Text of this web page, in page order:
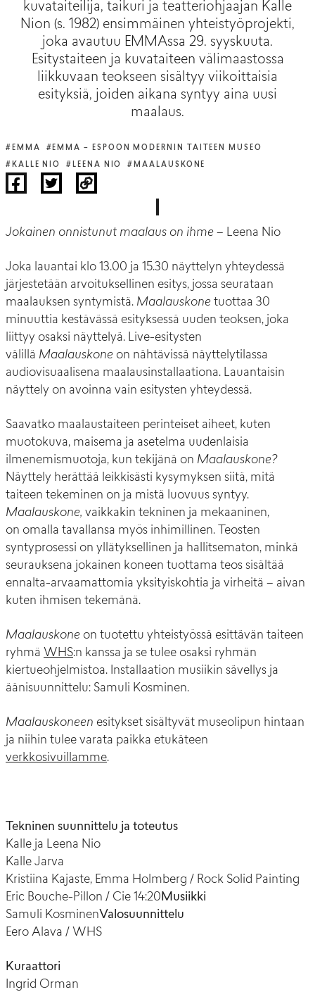
kuvataiteilija, taikuri ja teatteriohjaajan Kalle
Nion (s. 1982) ensimmäinen yhteistyöprojekti,
joka avautuu EMMAssa 29. syyskuuta.
Esitystaiteen ja kuvataiteen välimaastossa
liikkuvaan teokseen sisältyy viikoittaisia
esityksiä, joiden aikana syntyy aina uusi
maalaus.
#EMMA #EMMA – ESPOON MODERNIN TAITEEN MUSEO
#KALLE NIO#LEENA NIO#MAALAUSKONE
Jokainen onnistunut maalaus on ihme – Leena Nio
Joka lauantai klo 13.00 ja 15.30 näyttelyn yhteydessä
järjestetään arvoituksellinen esitys, jossa seurataan
maalauksen syntymistä. Maalauskone tuottaa 30
minuuttia kestävässä esityksessä uuden teoksen, joka
liittyy osaksi näyttelyä. Live-esitysten
välillä Maalauskone on nähtävissä näyttelytilassa
audiovisuaalisena maalausinstallaationa. Lauantaisin
näyttely on avoinna vain esitysten yhteydessä.
Saavatko maalaustaiteen perinteiset aiheet, kuten
muotokuva, maisema ja asetelma uudenlaisia
ilmenemismuotoja, kun tekijänä on Maalauskone?
Näyttely herättää leikkisästi kysymyksen siitä, mitä
taiteen tekeminen on ja mistä luovuus syntyy.
Maalauskone, vaikkakin tekninen ja mekaaninen,
on omalla tavallansa myös inhimillinen. Teosten
syntyprosessi on yllätyksellinen ja hallitsematon, minkä
seurauksena jokainen koneen tuottama teos sisältää
ennalta-arvaamattomia yksityiskohtia ja virheitä – aivan
kuten ihmisen tekemänä.
Maalauskone on tuotettu yhteistyössä esittävän taiteen
ryhmä WHS:n kanssa ja se tulee osaksi ryhmän
kiertueohjelmistoa. Installaation musiikin sävellys ja
äänisuunnittelu: Samuli Kosminen.
Maalauskoneen esitykset sisältyvät museolipun hintaan
ja niihin tulee varata paikka etukäteen
verkkosivuillamme.
Tekninen suunnittelu ja toteutus
Kalle ja Leena Nio
Kalle Jarva
Kristiina Kajaste, Emma Holmberg / Rock Solid Painting
Eric Bouche-Pillon / Cie 14:20 Musiikki
Samuli KosminenValosuunnittelu
Eero Alava / WHS
Kuraattori
Ingrid Orman